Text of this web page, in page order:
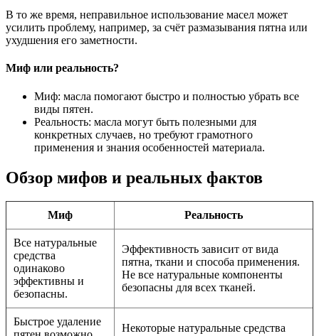
В то же время, неправильное использование масел может
усилить проблему, например, за счёт размазывания пятна или
ухудшения его заметности.
Миф или реальность?
Миф: масла помогают быстро и полностью убрать все
виды пятен.
Реальность: масла могут быть полезными для
конкретных случаев, но требуют грамотного
применения и знания особенностей материала.
Обзор мифов и реальных фактов
Миф Реальность
Все натуральные
средства
одинаково
эффективны и
безопасны.
Эффективность зависит от вида
пятна, ткани и способа применения.
Не все натуральные компоненты
безопасны для всех тканей.
Быстрое удаление
Некоторые натуральные средства